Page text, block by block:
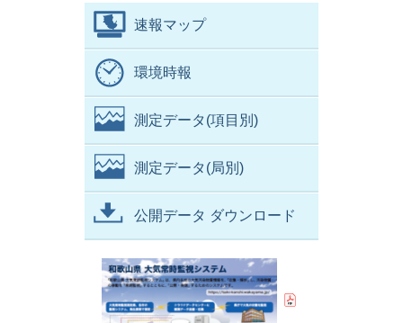
速報マップ
環境時報
測定データ(項目別)
測定データ(局別)
公開データ ダウンロード